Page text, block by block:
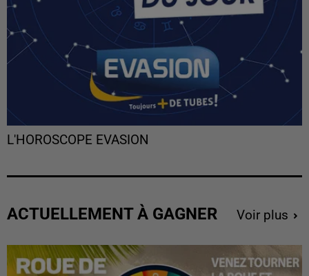
L'HOROSCOPE EVASION
ACTUELLEMENT À GAGNER Voir plus